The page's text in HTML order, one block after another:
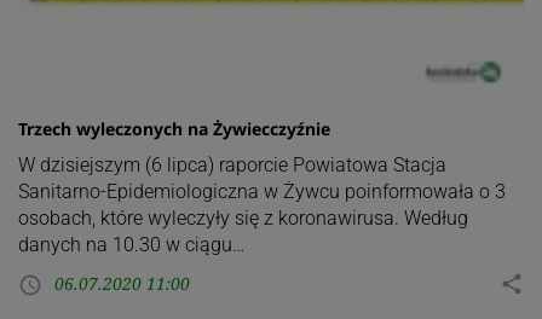
Trzech wyleczonych na Żywiecczyźnie
W dzisiejszym (6 lipca) raporcie Powiatowa Stacja
Sanitarno-Epidemiologiczna w Żywcu poinformowała o 3
osobach, które wyleczyły się z koronawirusa. Według
danych na 10.30 w ciągu…
access_time 06.07.2020 11:00 share